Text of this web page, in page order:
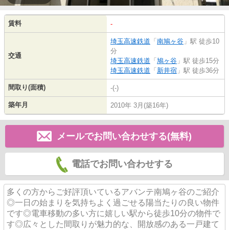
賃料 -
交通
埼玉高速鉄道 「 南鳩ヶ谷 」駅 徒歩10
分
埼玉高速鉄道 「 鳩ヶ谷 」駅 徒歩15分
埼玉高速鉄道 「 新井宿 」駅 徒歩36分
間取り(面積) -(-)
築年月 2010年 3月(築16年)
メールでお問い合わせする(無料)
電話でお問い合わせする
多くの方からご好評頂いているアバンテ南鳩ヶ谷のご紹介
◎一日の始まりを気持ちよく過ごせる陽当たりの良い物件
です◎電車移動の多い方に嬉しい駅から徒歩10分の物件で
す◎広々とした間取りが魅力的な、開放感のある一戸建て